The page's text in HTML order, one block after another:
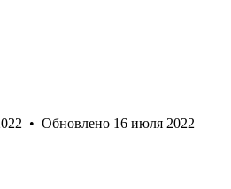
• Обновлено 16 июля 2022